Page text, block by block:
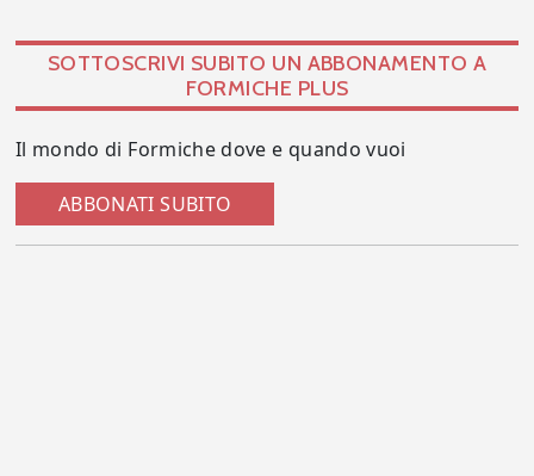
SOTTOSCRIVI SUBITO UN ABBONAMENTO A
FORMICHE PLUS
Il mondo di Formiche dove e quando vuoi
ABBONATI SUBITO